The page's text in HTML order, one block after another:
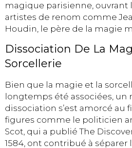
magique parisienne, ouvrant
artistes de renom comme
Houdin, le père de la magie
Dissociation De La
Sorcellerie
Bien que la magie et la
longtemps été associées,
dissociation s’est amorcé au
figures comme le politicien
Scot, qui a publié The
1584, ont contribué à séparer